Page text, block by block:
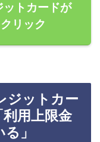
トカードが
リック
ジットカー
利用上限金
」